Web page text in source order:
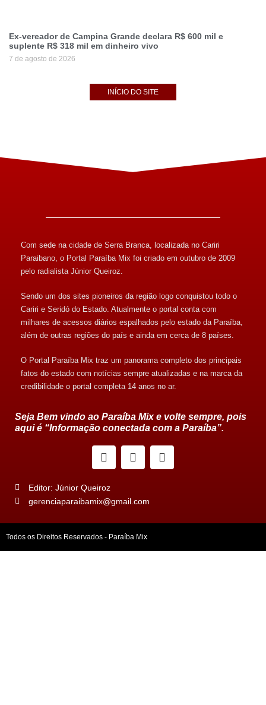
Ex-vereador de Campina Grande declara R$ 600 mil e
suplente R$ 318 mil em dinheiro vivo
7 de agosto de 2026
INÍCIO DO SITE
Com sede na cidade de Serra Branca, localizada no Cariri
Paraibano, o Portal Paraíba Mix foi criado em outubro de 2009
pelo radialista Júnior Queiroz.
Sendo um dos sites pioneiros da região logo conquistou todo o
Cariri e Seridó do Estado. Atualmente o portal conta com
milhares de acessos diários espalhados pelo estado da Paraíba,
além de outras regiões do país e ainda em cerca de 8 países.
O Portal Paraíba Mix traz um panorama completo dos principais
fatos do estado com notícias sempre atualizadas e na marca da
credibilidade o portal completa 14 anos no ar.
Seja Bem vindo ao Paraíba Mix e volte sempre, pois
aqui é “Informação conectada com a Paraíba”.
Editor: Júnior Queiroz
gerenciaparaibamix@gmail.com
Todos os Direitos Reservados - Paraíba Mix